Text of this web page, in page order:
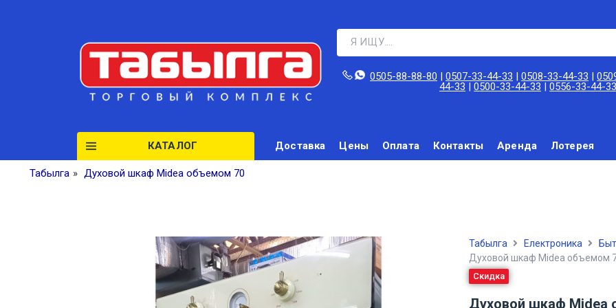
0505-88-88-80‬ |0507-33-44-33 |0508-33-44-33 |
44-33 |0500-33-44-33 |0556-33-44-
КАТАЛОГ Доставка Цены Оплата Контакты Аренда Лотерея
Табылга » Духовой шкаф Midea объемом 70
Табылга Електроника
Духовой шкаф Midea объемом
Скидка
Духовой шкаф Midea